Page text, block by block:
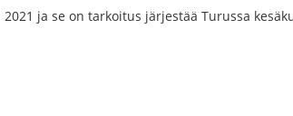
ja se on tarkoitus järjestää Turussa